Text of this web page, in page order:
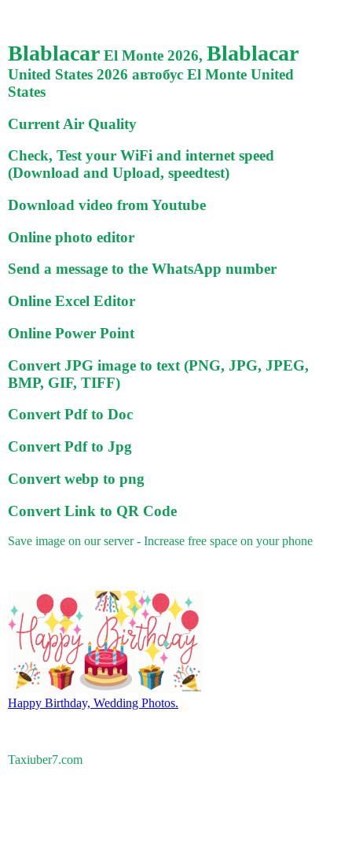
Blablacar El Monte 2026, Blablacar
United States 2026 автобус El Monte United
States
Current Air Quality
Check, Test your WiFi and internet speed
(Download and Upload, speedtest)
Download video from Youtube
Online photo editor
Send a message to the WhatsApp number
Online Excel Editor
Online Power Point
Convert JPG image to text (PNG, JPG, JPEG,
BMP, GIF, TIFF)
Convert Pdf to Doc
Convert Pdf to Jpg
Convert webp to png
Convert Link to QR Code
Save image on our server - Increase free space on your phone
Happy Birthday, Wedding Photos.
Taxiuber7.com